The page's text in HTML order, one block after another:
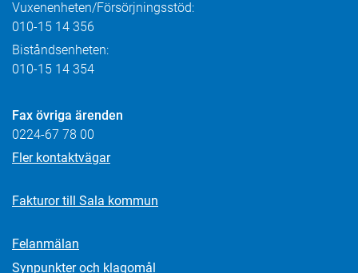
Vuxenenheten/Försörjningsstöd:
010-15 14 356
Biståndsenheten:
010-15 14 354
Fax övriga ärenden
0224-67 78 00
Fler kontaktvägar
Fakturor till Sala kommun
Felanmälan
Synpunkter och klagomål